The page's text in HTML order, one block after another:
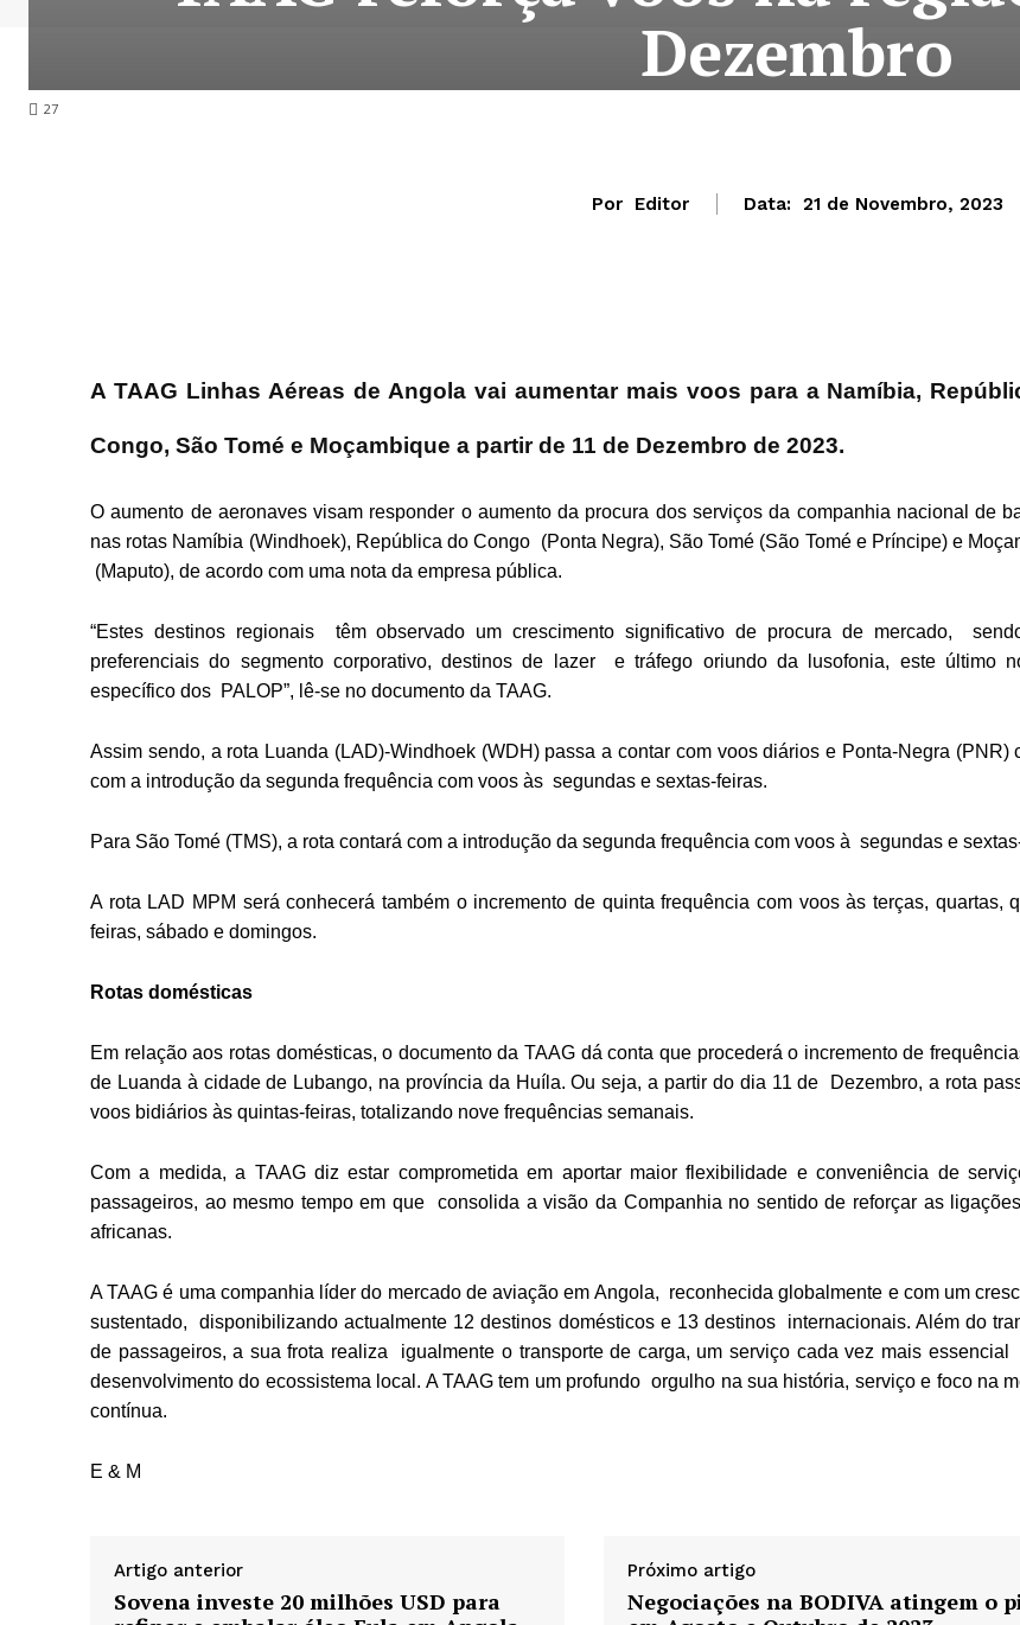
27
Dezembro
Por Editor Data: 21 de Novembro, 2023
A TAAG Linhas Aéreas de Angola vai aumentar mais voos para a Namíbia,
Congo, São Tomé e Moçambique a partir de 11 de Dezembro de 2023.
O aumento de aeronaves visam responder o aumento da procura dos serviços da companhia nacional de
nas rotas Namíbia (Windhoek), República do Congo (Ponta Negra), São Tomé (São Tomé e Príncipe) e
(Maputo), de acordo com uma nota da empresa pública.
“Estes destinos regionais têm observado um crescimento significativo de procura de mercado,
preferenciais do segmento corporativo, destinos de lazer e tráfego oriundo da lusofonia, este último
específico dos PALOP”, lê-se no documento da TAAG.
Assim sendo, a rota Luanda (LAD)-Windhoek (WDH) passa a contar com voos diários e Ponta-Negra (PNR)
com a introdução da segunda frequência com voos às segundas e sextas-feiras.
Para São Tomé (TMS), a rota contará com a introdução da segunda frequência com voos à segundas e
A rota LAD MPM será conhecerá também o incremento de quinta frequência com voos às terças, quartas,
feiras, sábado e domingos.
Rotas domésticas
Em relação aos rotas domésticas, o documento da TAAG dá conta que procederá o incremento de
de Luanda à cidade de Lubango, na província da Huíla. Ou seja, a partir do dia 11 de Dezembro, a rota
voos bidiários às quintas-feiras, totalizando nove frequências semanais.
Com a medida, a TAAG diz estar comprometida em aportar maior flexibilidade e conveniência de
passageiros, ao mesmo tempo em que consolida a visão da Companhia no sentido de reforçar as
africanas.
A TAAG é uma companhia líder do mercado de aviação em Angola, reconhecida globalmente e com um
sustentado, disponibilizando actualmente 12 destinos domésticos e 13 destinos internacionais. Além do
de passageiros, a sua frota realiza igualmente o transporte de carga, um serviço cada vez mais essencial
desenvolvimento do ecossistema local. A TAAG tem um profundo orgulho na sua história, serviço e foco na
contínua.
E & M
Artigo anterior
Sovena investe 20 milhões USD para
Próximo artigo
Negociações na BODIVA atingem o